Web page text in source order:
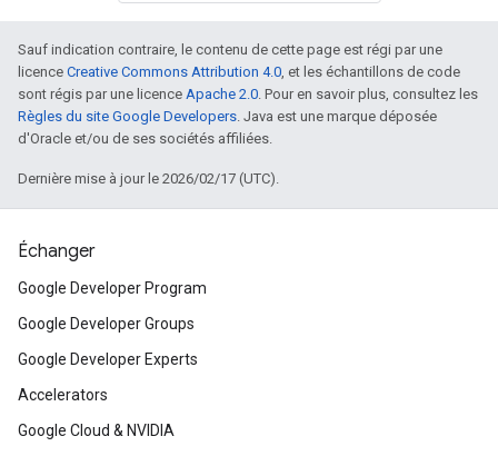
Sauf indication contraire, le contenu de cette page est régi par une
licence Creative Commons Attribution 4.0, et les échantillons de code
sont régis par une licence Apache 2.0. Pour en savoir plus, consultez les
Règles du site Google Developers. Java est une marque déposée
d'Oracle et/ou de ses sociétés affiliées.
Dernière mise à jour le 2026/02/17 (UTC).
Échanger
Google Developer Program
Google Developer Groups
Google Developer Experts
Accelerators
Google Cloud & NVIDIA